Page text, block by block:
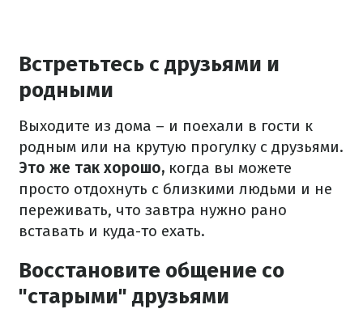
Встретьтесь с друзьями и
родными
Выходите из дома – и поехали в гости к
родным или на крутую прогулку с друзьями.
Это же так хорошо, когда вы можете
просто отдохнуть с близкими людьми и не
переживать, что завтра нужно рано
вставать и куда-то ехать.
Восстановите общение со
"старыми" друзьями